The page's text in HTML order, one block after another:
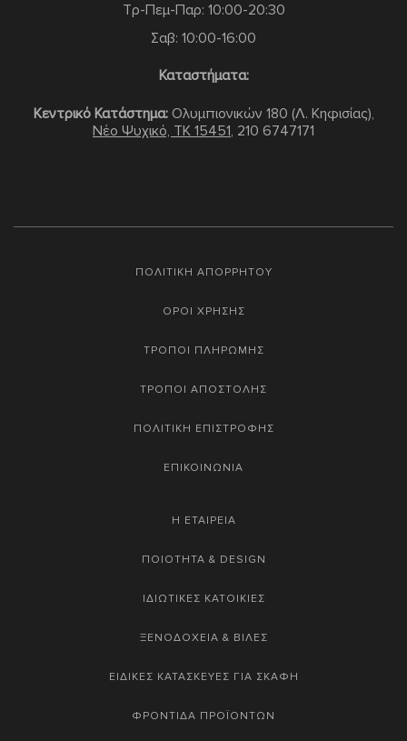
Τρ-Πεμ-Παρ: 10:00-20:30
Σαβ: 10:00-16:00
Καταστήματα:
Κεντρικό Κατάστημα:Ολυμπιονικών 180 (Λ. Κηφισίας),
Νέο Ψυχικό, TK 15451, 210 6747171
ΠΟΛΙΤΙΚΗ ΑΠΟΡΡΗΤΟΥ
ΟΡΟΙ ΧΡΗΣΗΣ
ΤΡΟΠΟΙ ΠΛΗΡΩΜΗΣ
ΤΡΟΠΟΙ ΑΠΟΣΤΟΛΗΣ
ΠΟΛΙΤΙΚΗ ΕΠΙΣΤΡΟΦΗΣ
ΕΠΙΚΟΙΝΩΝΙΑ
Η ΕΤΑΙΡΕΙΑ
ΠΟΙΟΤΗΤΑ & DESIGN
ΙΔΙΩΤΙΚΕΣ ΚΑΤΟΙΚΙΕΣ
ΞΕΝΟΔΟΧΕΙΑ & ΒΙΛΕΣ
ΕΙΔΙΚΕΣ ΚΑΤΑΣΚΕΥΕΣ ΓΙΑ ΣΚΑΦΗ
ΦΡΟΝΤΙΔΑ ΠΡΟΪΟΝΤΩΝ